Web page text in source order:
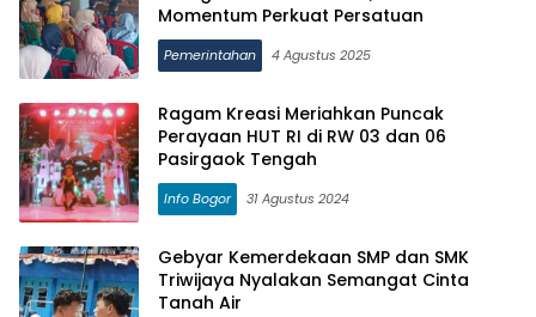
Momentum Perkuat Persatuan
Pemerintahan 4 Agustus 2025
Ragam Kreasi Meriahkan Puncak
Perayaan HUT RI di RW 03 dan 06
Pasirgaok Tengah
Info Bogor 31 Agustus 2024
Gebyar Kemerdekaan SMP dan SMK
Triwijaya Nyalakan Semangat Cinta
Tanah Air